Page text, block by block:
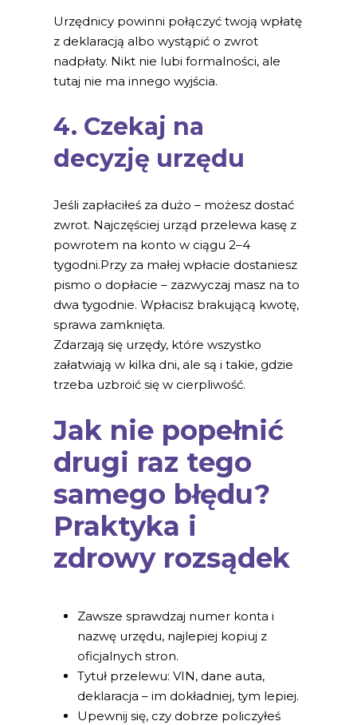
Urzędnicy powinni połączyć twoją wpłatę
z deklaracją albo wystąpić o zwrot
nadpłaty. Nikt nie lubi formalności, ale
tutaj nie ma innego wyjścia.
4. Czekaj na
decyzję urzędu
Jeśli zapłaciłeś za dużo – możesz dostać
zwrot. Najczęściej urząd przelewa kasę z
powrotem na konto w ciągu 2–4
tygodni.Przy za małej wpłacie dostaniesz
pismo o dopłacie – zazwyczaj masz na to
dwa tygodnie. Wpłacisz brakującą kwotę,
sprawa zamknięta.
Zdarzają się urzędy, które wszystko
załatwiają w kilka dni, ale są i takie, gdzie
trzeba uzbroić się w cierpliwość.
Jak nie popełnić
drugi raz tego
samego błędu?
Praktyka i
zdrowy rozsądek
Zawsze sprawdzaj numer konta i
nazwę urzędu, najlepiej kopiuj z
oficjalnych stron.
Tytuł przelewu: VIN, dane auta,
deklaracja – im dokładniej, tym lepiej.
Upewnij się, czy dobrze policzyłeś